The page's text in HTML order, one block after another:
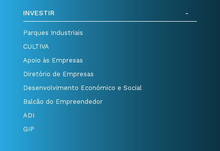
INVESTIR
Parques Industriais
CULTIVA
Apoio às Empresas
Diretório de Empresas
Desenvolvimento Económico e Social
Balcão do Empreendedor
ADI
GIP